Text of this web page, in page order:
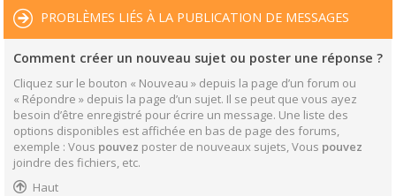
PROBLÈMES LIÉS À LA PUBLICATION DE MESSAGES
Comment créer un nouveau sujet ou poster une réponse ?
Cliquez sur le bouton « Nouveau » depuis la page d’un forum ou
« Répondre » depuis la page d’un sujet. Il se peut que vous ayez
besoin d’être enregistré pour écrire un message. Une liste des
options disponibles est affichée en bas de page des forums,
exemple : Vous pouvez poster de nouveaux sujets, Vous pouvez
joindre des fichiers, etc.
Haut